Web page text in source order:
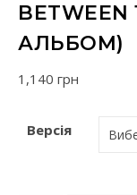
BETWEEN
АЛЬБОМ)
1,140 грн
Версія